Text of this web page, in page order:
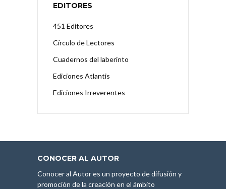
EDITORES
451 Editores
Círculo de Lectores
Cuadernos del laberinto
Ediciones Atlantis
Ediciones Irreverentes
CONOCER AL AUTOR
Conocer al Autor es un proyecto de difusión y
promoción de la creación en el ámbito